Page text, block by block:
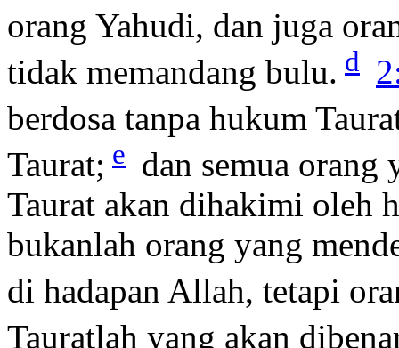
orang Yahudi, dan juga
tidak memandang bulu. d
berdosa tanpa hukum
Taurat; e dan semua orang
Taurat akan dihakimi oleh
bukanlah orang yang
di hadapan Allah, tetapi
Tauratlah yang akan